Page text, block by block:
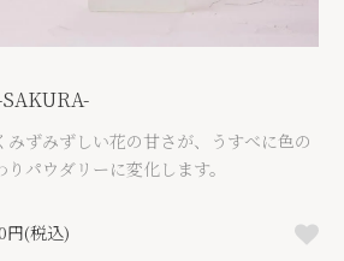
みずみずしい花の甘さが、うすべに色の
りパウダリーに変化します。
円(税込)